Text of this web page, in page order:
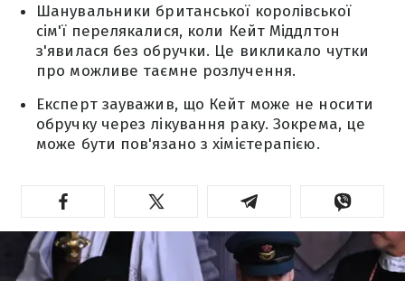
Шанувальники британської королівської
сім'ї перелякалися, коли Кейт Міддлтон
з'явилася без обручки. Це викликало чутки
про можливе таємне розлучення.
Експерт зауважив, що Кейт може не носити
обручку через лікування раку. Зокрема, це
може бути пов'язано з хімієтерапією.